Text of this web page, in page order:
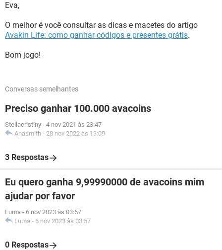
Eva,
O melhor é você consultar as dicas e macetes do artigo
Avakin Life: como ganhar códigos e presentes grátis.
Bom jogo!
Conversas semelhantes
Preciso ganhar 100.000 avacoins
Stellacristiny - 4 nov 2021 às 23:47
Anasmith - 28 nov 2022 às 13:09
3 Respostas
Eu quero ganha 9,99990000 de avacoins mim
ajudar por favor
Luma - 6 nov 2023 às 03:57
Luma - 6 nov 2023 às 03:57
0 Respostas